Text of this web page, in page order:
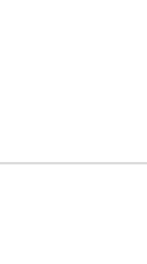
ANY UPDATES, FIXES OR
EXPRESSED OR IMPLIED,
FOR A PARTICULAR PURPOSE.
THE SOFTWARE PROVE
VARY FROM STATE TO
OR THAT THE OPERATION
THEIR
WITHOUT